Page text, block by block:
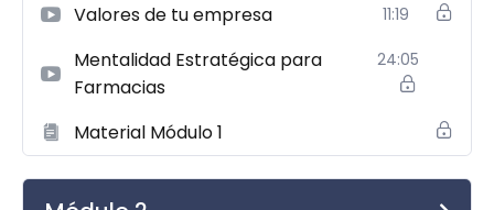
en mejorar la gestión empresarial del negocio
un modelo de farmacia más estratégico y
Valores de tu empresa 11:19
Mentalidad Estratégica para
Farmacias
24:05
Material Módulo 1